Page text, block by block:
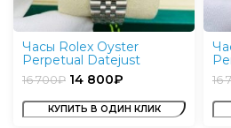
Часы Rolex Oyster
Perpetual Datejust
16 700₽ 14 800₽
КУПИТЬ В ОДИН КЛИК
16